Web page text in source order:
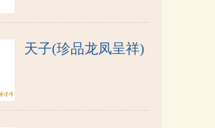
天子(珍品龙凤呈祥)